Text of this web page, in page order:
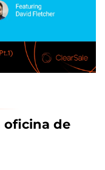
oficina de